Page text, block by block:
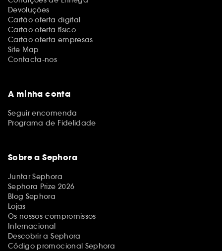
Devoluções
Cartão oferta digital
Cartão oferta físico
Cartão oferta empresas
Site Map
Contacta-nos
A minha conta
Seguir encomenda
Programa de Fidelidade
Sobre a Sephora
Juntar Sephora
Sephora Prize 2026
Blog Sephora
Lojas
Os nossos compromissos
Internacional
Descobrir a Sephora
Código promocional Sephora